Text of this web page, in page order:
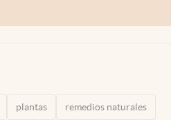
plantas remedios naturales